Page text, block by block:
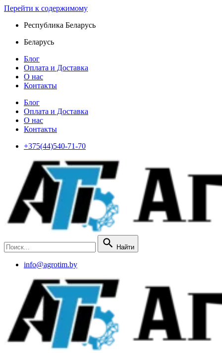
Перейти к содержимому
Республика Беларусь
Беларусь
Блог
Оплата и Доставка
О нас
Контакты
Блог
Оплата и Доставка
О нас
Контакты
+375(44)540-71-70
Найти
info@agrotim.by